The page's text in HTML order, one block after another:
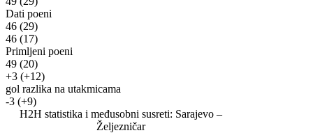
Dati poeni
46 (29)
46 (17)
Primljeni poeni
49 (20)
+3 (+12)
gol razlika na utakmicama
-3 (+9)
H2H statistika i međusobni susreti: Sarajevo –
Željezničar